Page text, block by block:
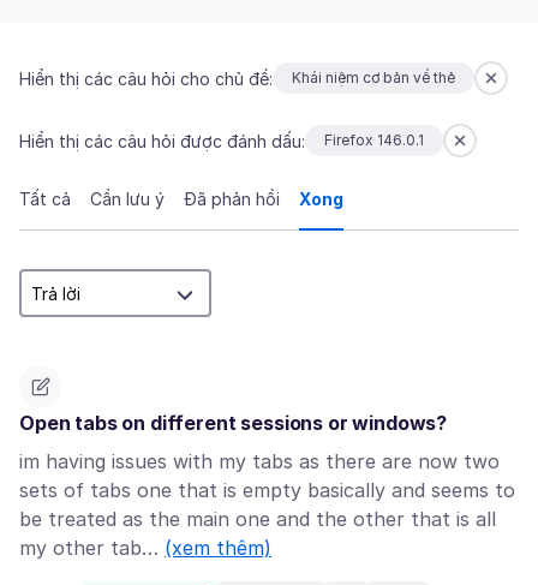
Hiển thị các câu hỏi cho chủ đề: Khái niệm cơ bản về thẻ
Hiển thị các câu hỏi được đánh dấu: Firefox 146.0.1
Tất cả Cần lưu ý Đã phản hồi Xong
Open tabs on different sessions or windows?
im having issues with my tabs as there are now two
sets of tabs one that is empty basically and seems to
be treated as the main one and the other that is all
my other tab… (xem thêm)